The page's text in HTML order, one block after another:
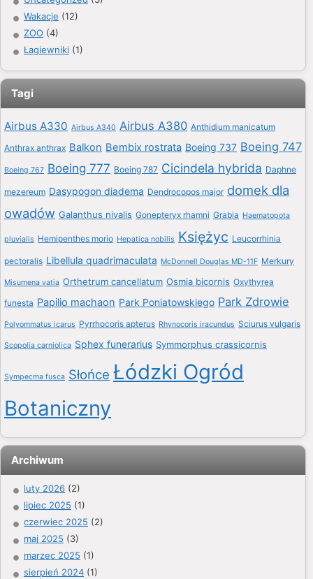
Wakacje (12)
ZOO (4)
Łagiewniki (1)
Tagi
Airbus A330 Airbus A340 Airbus A380 Anthidium manicatum
Anthrax anthrax Balkon Bembix rostrata Boeing 737 Boeing 747
Boeing 767 Boeing 777 Boeing 787 Cicindela hybrida Daphne
mezereum Dasypogon diadema Dendrocopos major domek dla
owadów Galanthus nivalis Gonepteryx rhamni Grabia Haematopota
pluvialis Hemipenthes morio Hepatica nobilis Księżyc Leucorrhinia
pectoralis Libellula quadrimaculata McDonnell Douglas MD-11F Merkury
Misumena vatia Orthetrum cancellatum Osmia bicornis Oxythyrea
funesta Papilio machaon Park Poniatowskiego Park Zdrowie
Polyommatus icarus Pyrrhocoris apterus Rhynocoris iracundus Sciurus vulgaris
Scopolia carniolica Sphex funerarius Symmorphus crassicornis
Sympecma fusca Słońce Łódzki Ogród
Botaniczny
Archiwum
luty 2026 (2)
lipiec 2025 (1)
czerwiec 2025 (2)
maj 2025 (3)
marzec 2025 (1)
sierpień 2024 (1)